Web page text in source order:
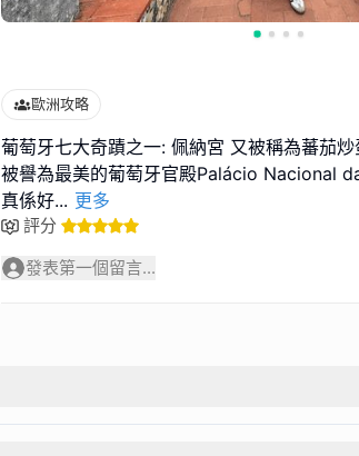
歐洲攻略
葡萄牙七大奇蹟之一: 佩納宮 又被稱為蕃茄
被譽為最美的葡萄牙官殿Palácio Nacional
真係好... 更多
評分
發表第一個留言...